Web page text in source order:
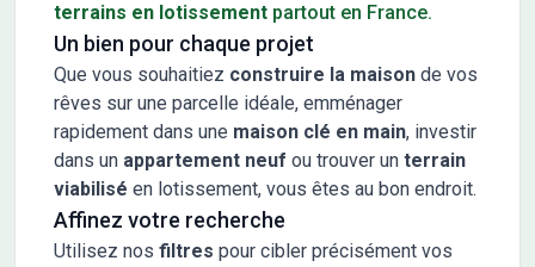
terrains en lotissement partout en France.
Un bien pour chaque projet
Que vous souhaitiez construire la maison de vos
rêves sur une parcelle idéale, emménager
rapidement dans une maison clé en main, investir
dans un appartement neuf ou trouver un terrain
viabilisé en lotissement, vous êtes au bon endroit.
Affinez votre recherche
Utilisez nos filtres pour cibler précisément vos